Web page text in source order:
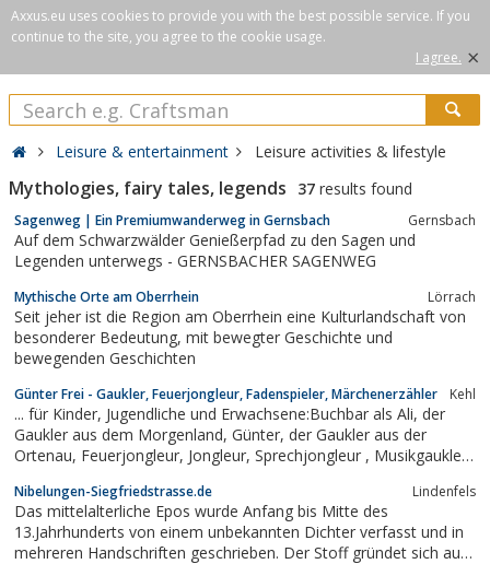
Axxus.eu uses cookies to provide you with the best possible service. If you
continue to the site, you agree to the cookie usage.
I agree. ×
Leisure & entertainment Leisure activities & lifestyle
Mythologies, fairy tales, legends 37 results found
Sagenweg | Ein Premiumwanderweg in Gernsbach Gernsbach
Auf dem Schwarzwälder Genießerpfad zu den Sagen und
Legenden unterwegs - GERNSBACHER SAGENWEG
Mythische Orte am Oberrhein Lörrach
Seit jeher ist die Region am Oberrhein eine Kulturlandschaft von
besonderer Bedeutung, mit bewegter Geschichte und
bewegenden Geschichten
Günter Frei - Gaukler, Feuerjongleur, Fadenspieler, Märchenerzähler Kehl
... für Kinder, Jugendliche und Erwachsene:Buchbar als Ali, der
Gaukler aus dem Morgenland, Günter, der Gaukler aus der
Ortenau, Feuerjongleur, Jongleur, Sprechjongleur , Musikgaukler,
Nibelungen-Siegfriedstrasse.de Lindenfels
Das mittelalterliche Epos wurde Anfang bis Mitte des
13.Jahrhunderts von einem unbekannten Dichter verfasst und in
mehreren Handschriften geschrieben. Der Stoff gründet sich auf